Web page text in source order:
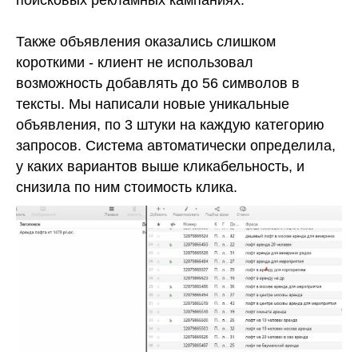
Также объявления оказались слишком
короткими - клиент не использовал
возможность добавлять до 56 символов в
тексты. Мы написали новые уникальные
объявления, по 3 штуки на каждую категорию
запросов. Система автоматически определила,
у каких вариантов выше кликабельность, и
снизила по ним стоимость клика.